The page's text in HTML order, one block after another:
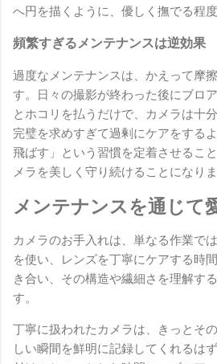
へ円を描くように、優しく撫でる程
頻繁すぎるメンテナンスは逆効果
過度なメンテナンスは、かえって摩
す。日々の撮影が終わった後にブロ
とホコリを払うだけで、カメラは十
完璧を求めすぎて過剰にケアをする
飛ばす」という習慣を定着させるこ
メラを美しく守り続けることになりま
メンテナンスを通じて
カメラのお手入れは、単なる作業で
を使い、レンズを丁寧にケアする時
き合い、その構造や繊細さを理解す
す。
丁寧に扱われたカメラは、きっとそ
しい瞬間を鮮明に記録してくれるは